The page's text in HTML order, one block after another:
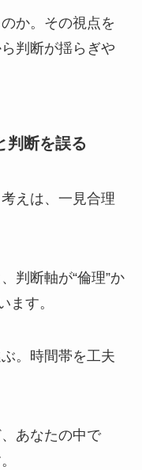
か。その視点を
判断が揺らぎや
判断を誤る
えは、一見合理
判断軸が“倫理”か
ます。
。時間帯を工夫
あなたの中で